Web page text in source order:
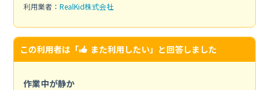
利用業者： RealKid株式会社
この利用者は「 また利用したい」と回答しました
作業中が静か